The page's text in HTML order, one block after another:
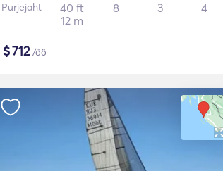
Purjejaht
40 ft
12 m
8 3 4
$712/öö